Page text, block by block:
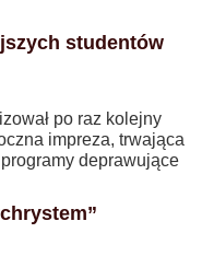
studentów
po raz kolejny
impreza, trwająca
deprawujące